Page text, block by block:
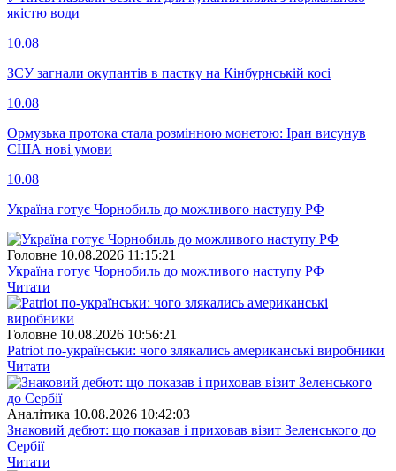
якістю води
10.08
ЗСУ загнали окупантів в пастку на Кінбурнській косі
10.08
Ормузька протока стала розмінною монетою: Іран висунув
США нові умови
10.08
Україна готує Чорнобиль до можливого наступу РФ
Головне 10.08.2026 11:15:21
Україна готує Чорнобиль до можливого наступу РФ
Читати
Головне 10.08.2026 10:56:21
Patriot по-українськи: чого злякались американські виробники
Читати
Аналітика 10.08.2026 10:42:03
Знаковий дебют: що показав і приховав візит Зеленського до
Сербії
Читати